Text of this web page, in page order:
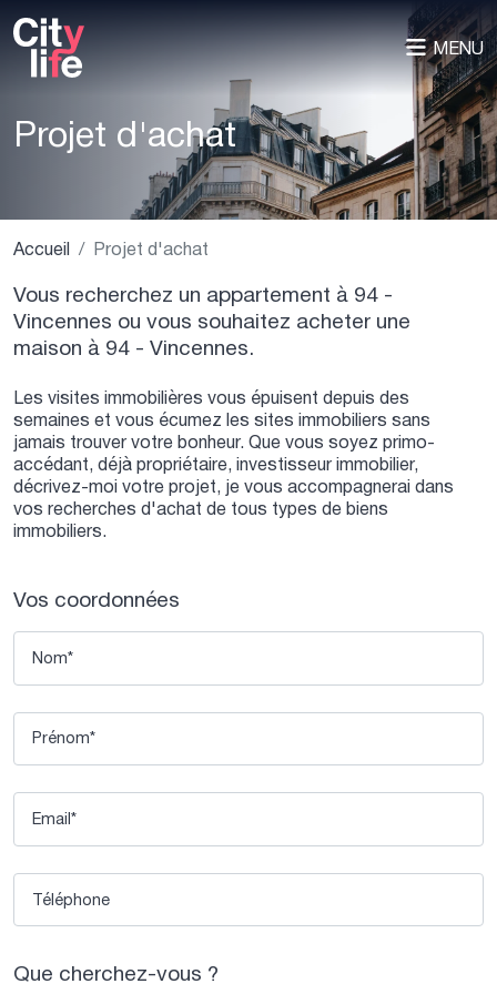
MENU
Projet d'achat
Accueil Projet d'achat
Vous recherchez un appartement à 94 -
Vincennes ou vous souhaitez acheter une
maison à 94 - Vincennes.
Les visites immobilières vous épuisent depuis des
semaines et vous écumez les sites immobiliers sans
jamais trouver votre bonheur. Que vous soyez primo-
accédant, déjà propriétaire, investisseur immobilier,
décrivez-moi votre projet, je vous accompagnerai dans
vos recherches d'achat de tous types de biens
immobiliers.
Vos coordonnées
Que cherchez-vous ?